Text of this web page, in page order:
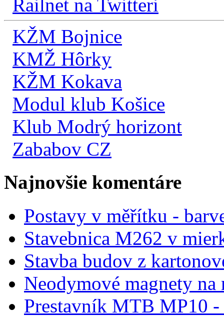
Railnet na Twitteri
KŽM Bojnice
KMŽ Hôrky
KŽM Kokava
Modul klub Košice
Klub Modrý horizont
Zababov CZ
Najnovšie komentáre
Postavy v měřítku -
Stavebnica M262 v
Stavba budov z
Neodymové magnety na
Prestavník MTB MP10